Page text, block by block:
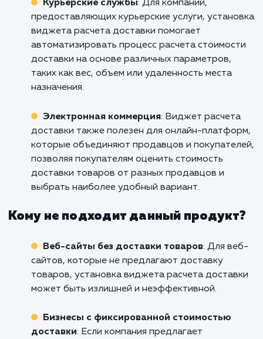
уже сегодня, чтобы обсудить, как мы
помочь вам улучшить опыт покупок
клиентов и увеличить вашу прибыль.
Кому подходит данный продукт?
Интернет-магазины: Установка виджета
расчета доставки идеально подходит для
интернет-магазинов, которые предлагают
доставку товаров. Он позволяет клиентам
быстро и удобно узнать стоимость
оценить время доставки, что способствует
повышению уровня доверия и
удовлетворенности клиентов.
Курьерские службы: Для компаний,
предоставляющих курьерские услуги,
виджета расчета доставки помогает
доставки на основе различных параметров,
таких как вес, объем или удаленность места